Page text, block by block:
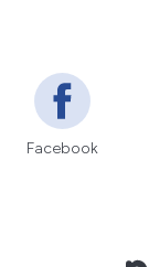
Facebook